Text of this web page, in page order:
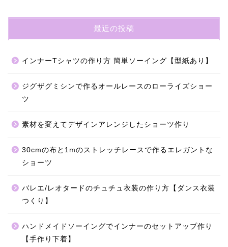
最近の投稿
インナーTシャツの作り方 簡単ソーイング【型紙あり】
ジグザグミシンで作るオールレースのローライズショー
ツ
素材を変えてデザインアレンジしたショーツ作り
30cmの布と1mのストレッチレースで作るエレガントな
ショーツ
バレエ/レオタードのチュチュ衣装の作り方【ダンス衣装
つくり】
ハンドメイドソーイングでインナーのセットアップ作り
【手作り下着】